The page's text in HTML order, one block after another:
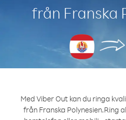
från Franska
Med Viber Out kan du ringa
från Franska Polynesien.Ring